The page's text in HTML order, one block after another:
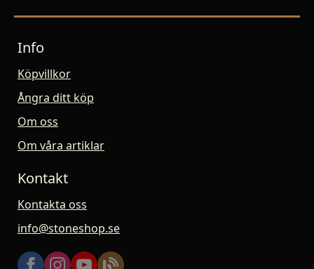
Info
Köpvillkor
Ångra ditt köp
Om oss
Om våra artiklar
Kontakt
Kontakta oss
info@stoneshop.se